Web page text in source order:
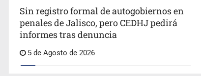
Sin registro formal de autogobiernos en
penales de Jalisco, pero CEDHJ pedirá
informes tras denuncia
5 de Agosto de 2026